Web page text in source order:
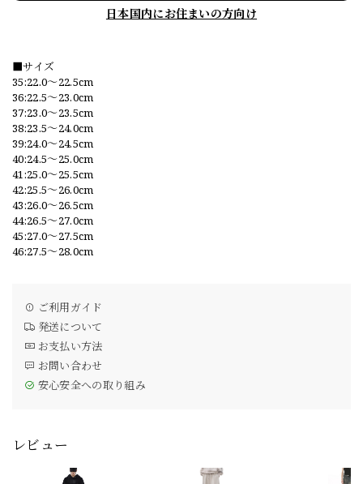
日本国内にお住まいの方向け
■サイズ
35:22.0〜22.5cm
36:22.5〜23.0cm
37:23.0〜23.5cm
38:23.5〜24.0cm
39:24.0〜24.5cm
40:24.5〜25.0cm
41:25.0〜25.5cm
42:25.5〜26.0cm
43:26.0〜26.5cm
44:26.5〜27.0cm
45:27.0〜27.5cm
46:27.5〜28.0cm
ご利用ガイド
発送について
お支払い方法
お問い合わせ
安心安全への取り組み
レビュー